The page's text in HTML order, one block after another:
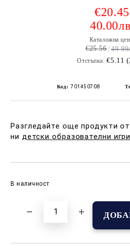
€20.45
Каталожна
€25.56
Отстъпка: €5.11
Код: 701450708
Разгледайте още продукти
ни детски образователни игри
В наличност